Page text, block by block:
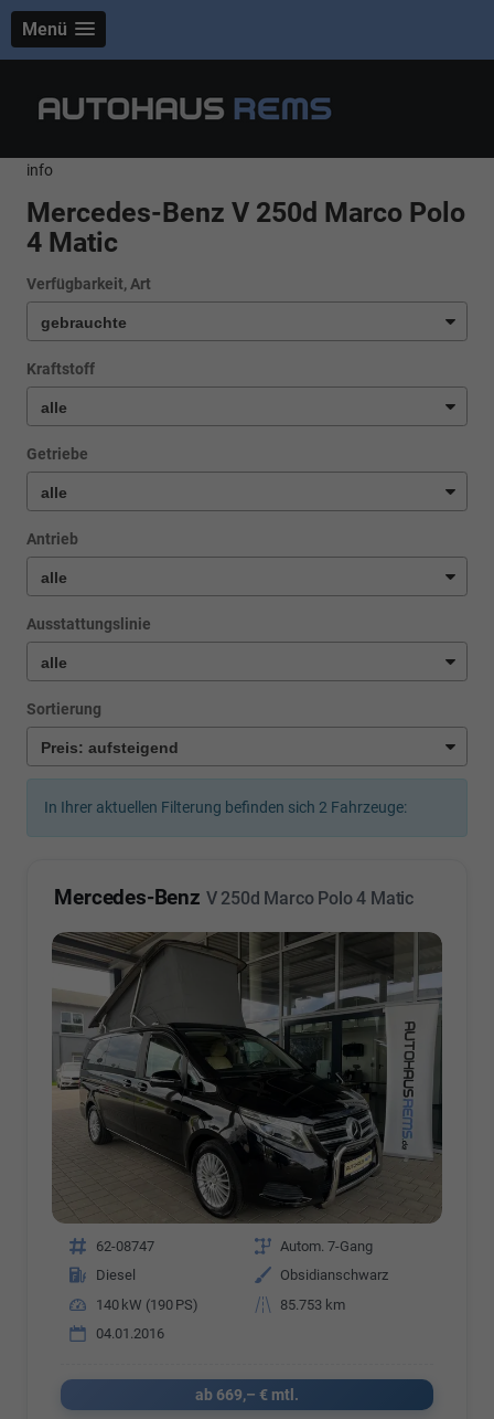
Menü
info
Mercedes-Benz V 250d Marco Polo
4 Matic
Verfügbarkeit, Art
Kraftstoff
Getriebe
Antrieb
Ausstattungslinie
Sortierung
In Ihrer aktuellen Filterung befinden sich 2 Fahrzeuge:
Mercedes-Benz V 250d Marco Polo 4 Matic
Fahrzeugnr. 62-08747 Getriebe Autom. 7-Gang
Kraftstoff
Diesel Außenfarbe
Obsidianschwarz
Leistung
140 kW (190 PS) Kilometerstand
85.753 km
04.01.2016
ab 669,– € mtl.